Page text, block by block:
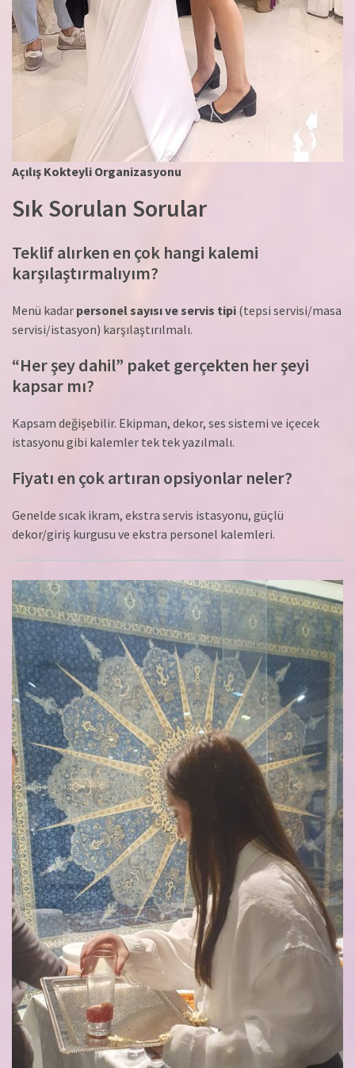
Açılış Kokteyli Organizasyonu
Sık Sorulan Sorular
Teklif alırken en çok hangi kalemi
karşılaştırmalıyım?
Menü kadar personel sayısı ve servis tipi (tepsi servisi/masa
servisi/istasyon) karşılaştırılmalı.
“Her şey dahil” paket gerçekten her şeyi
kapsar mı?
Kapsam değişebilir. Ekipman, dekor, ses sistemi ve içecek
istasyonu gibi kalemler tek tek yazılmalı.
Fiyatı en çok artıran opsiyonlar neler?
Genelde sıcak ikram, ekstra servis istasyonu, güçlü
dekor/giriş kurgusu ve ekstra personel kalemleri.